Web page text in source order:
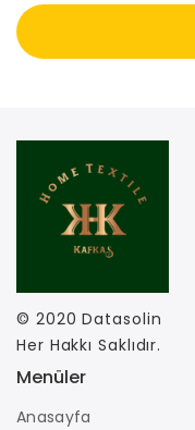
© 2020Datasolin
Her Hakkı Saklıdır.
Menüler
Anasayfa